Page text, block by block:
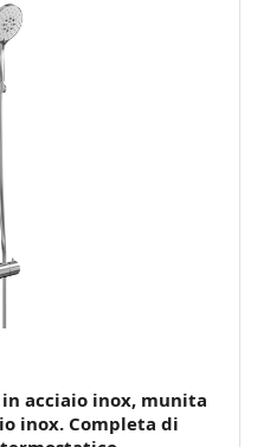
acciaio inox, munita
inox. Completa di